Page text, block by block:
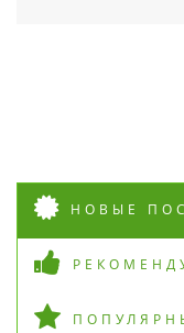
НОВЫЕ